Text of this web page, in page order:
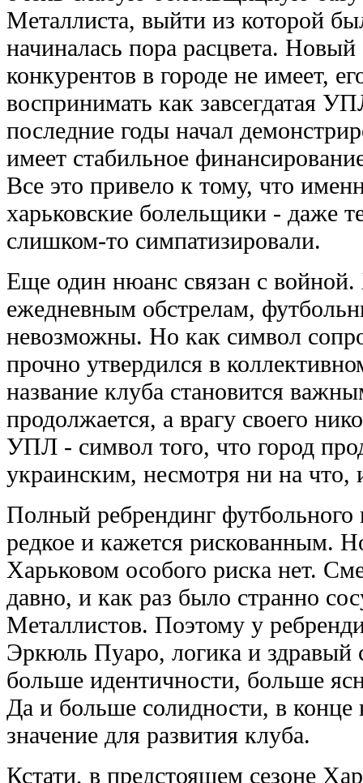
Металлиста, выйти из которой
начиналась пора расцвета.
конкурентов в городе не имеет,
воспринимать как завсегдатая
последние годы начал
имеет стабильное
Все это привело к тому, что
харьковские болельщики - даже
слишком-то симпатизировали.
Еще один нюанс связан с войной.
ежедневным обстрелам,
невозможны. Но как символ
прочно утвердился в
название клуба становится
продолжается, а врагу своего
УПЛ - символ того, что город
украинским, несмотря ни на что,
Полный ребрендинг футбольного
редкое и кажется рискованным.
Харьковом особого риска нет.
давно, и как раз было странно
Металлистов. Поэтому у
Эркюль Пуаро, логика и
больше идентичности, больше
Да и больше солидности, в конце
значение для развития клуба.
Кстати, в предстоящем сезоне